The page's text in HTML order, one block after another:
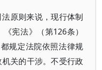
原则来说，现行体制
宪法》（第126条）
规定法院依照法律规
关的干涉。不受行政